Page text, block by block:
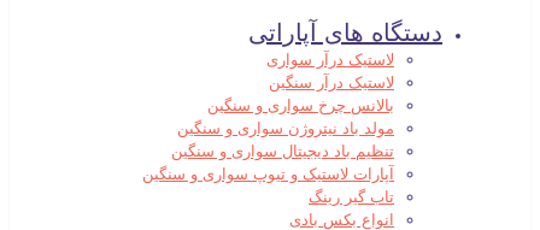
دستگاه های آپاراتی
لاستیک درآر سواری
لاستیک درآر سنگین
بالانس چرخ سواری و سنگین
مولد باد نیتروژن سواری و سنگین
تنظیم باد دیجیتال سواری و سنگین
آپارات لاستیک و تیوپ سواری و سنگین
تاب گیر رینگ
انواع بکس بادی